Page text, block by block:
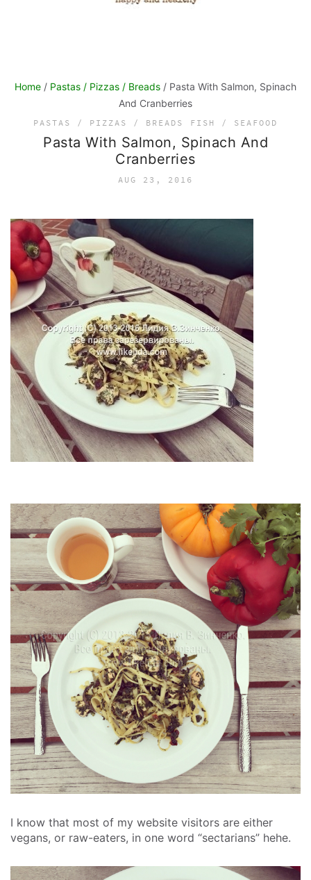
Home / Pastas / Pizzas / Breads / Pasta With Salmon, Spinach
And Cranberries
PASTAS / PIZZAS / BREADS FISH / SEAFOOD
Pasta With Salmon, Spinach And
Cranberries
AUG 23, 2016
I know that most of my website visitors are either
vegans, or raw-eaters, in one word “sectarians” hehe.